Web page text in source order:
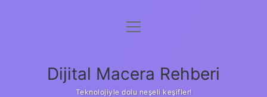
Anasayfa
Yasal Uyarı
menüyü
Dijital Macera Rehberi
Teknolojiyle dolu neşeli keşifler!